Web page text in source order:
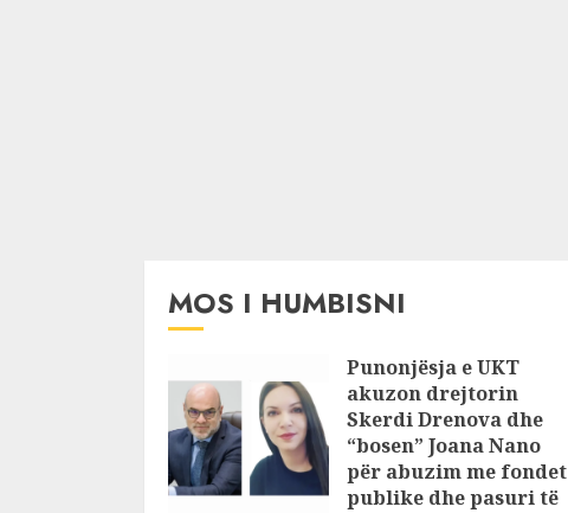
MOS I HUMBISNI
Punonjësja e UKT
akuzon drejtorin
Skerdi Drenova dhe
“bosen” Joana Nano
për abuzim me fondet
publike dhe pasuri të